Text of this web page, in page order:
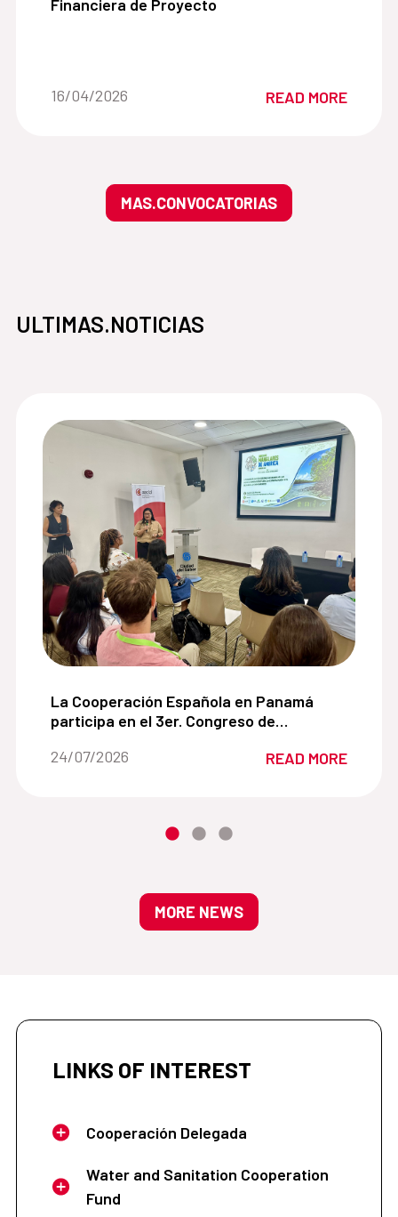
Financiera de Proyecto
Date of the news::
16/04/2026 READ MORE
MAS.CONVOCATORIAS
ULTIMAS.NOTICIAS
de cooperación con la Alianza para el Desarrollo
La Cooperación Española en Panamá participa
La Cooperación Española en Panamá
participa en el 3er. Congreso de
soluciones basadas en la naturaleza
Date of the news::
24/07/2026 READ MORE
MORE NEWS
LINKS OF INTEREST
Cooperación Delegada
Water and Sanitation Cooperation
Fund